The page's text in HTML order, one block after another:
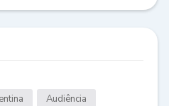
Audiência